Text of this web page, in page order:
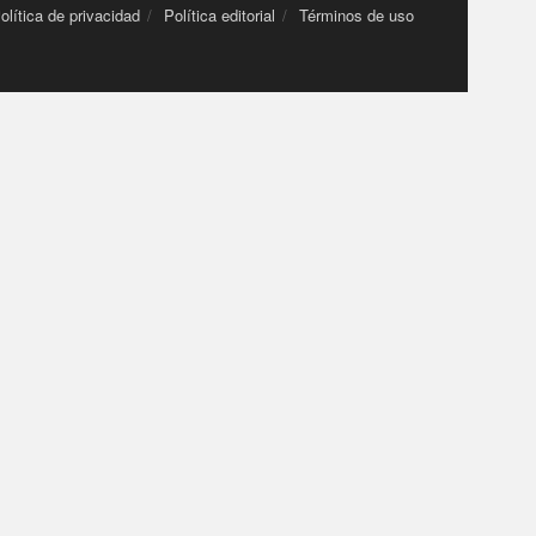
de privacidad Política editorial Términos de uso